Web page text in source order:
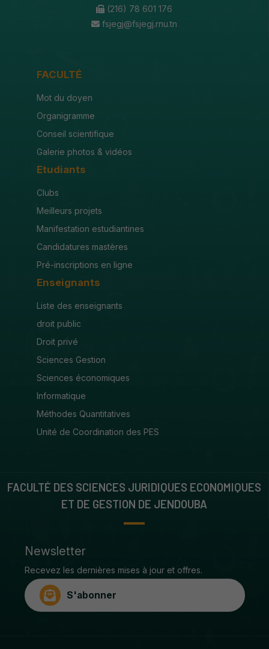
(216) 78 601 176
fsjegj@fsjegj.rnu.tn
FACULTÉ
Mot du doyen
Organigramme
Conseil scientifique
Galerie photos & vidéos
Etudiants
Clubs
Meilleurs projets
Manifestation estudiantines
Candidatures mastères
Pré-inscriptions en ligne
Enseignants
Liste des enseignants
droit public
Droit privé
Sciences Gestion
Sciences économiques
Informatique
Méthodes Quantitatives
Unité de Coordination des PES
FACULTÉ DES SCIENCES JURIDIQUES ECONOMIQUES
ET DE GESTION DE JENDOUBA
Newsletter
Recevez les dernières mises à jour et offres.
S'abonner